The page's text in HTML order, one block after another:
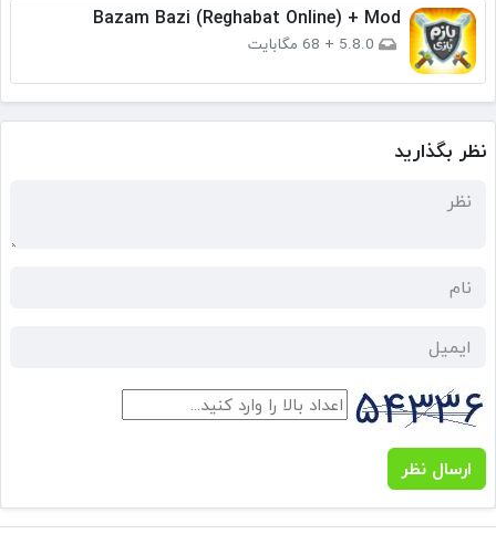
Bazam Bazi (Reghabat Online) + Mod
5.8.0
+ 68 مگابایت
نظر بگذارید
ارسال نظر